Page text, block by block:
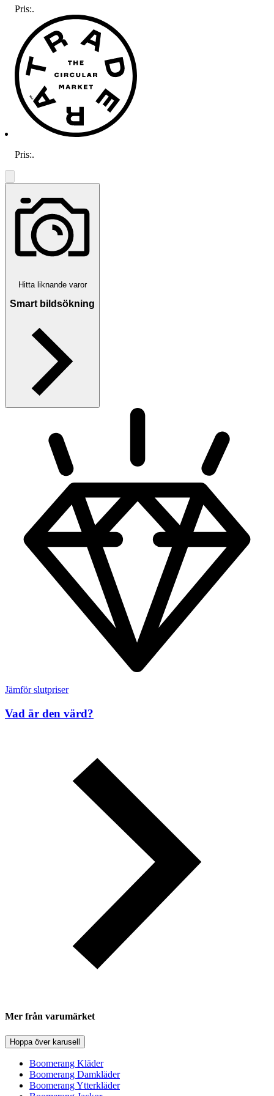
Pris:.
Pris:.
Hitta liknande varor
Smart bildsökning
Jämför slutpriser
Vad är den värd?
Mer från varumärket
Hoppa över karusell
Boomerang Kläder
Boomerang Damkläder
Boomerang Ytterkläder